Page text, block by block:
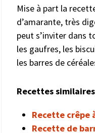
Mise à part la
d’amarante, très
peut s’inviter dans
les gaufres, les
les barres de
Recettes
Recette crêpe
Recette de